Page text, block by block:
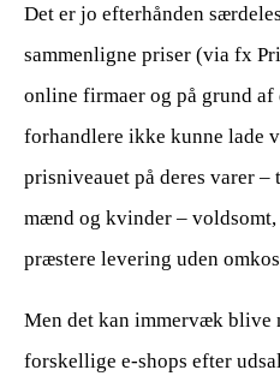
Det er jo efterhånden
sammenligne priser (via fx
online firmaer og på grund af
forhandlere ikke kunne lade
prisniveauet på deres varer
mænd og kvinder – voldsomt,
præstere levering uden
Men det kan immervæk blive
forskellige e-shops efter